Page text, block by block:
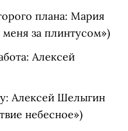
плана: Мария
за плинтусом»)
Алексей
Алексей Шелыгин
небесное»)